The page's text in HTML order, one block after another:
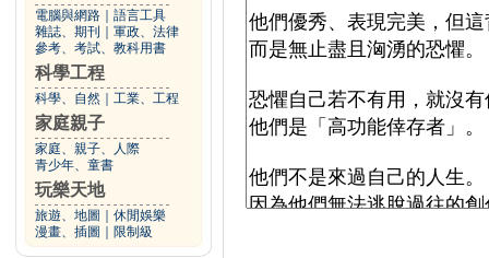
電腦與網路
語言工具
雜誌、期刊
軍政、法律
參考、考試、教科用書
科學工程
科學、自然 工業、工程
家庭親子
家庭、親子、人際
青少年、童書
玩樂天地
旅遊、地圖
休閒娛樂
漫畫、插圖
限制級